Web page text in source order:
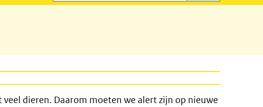
dieren. Daarom moeten we alert zijn op nieuwe